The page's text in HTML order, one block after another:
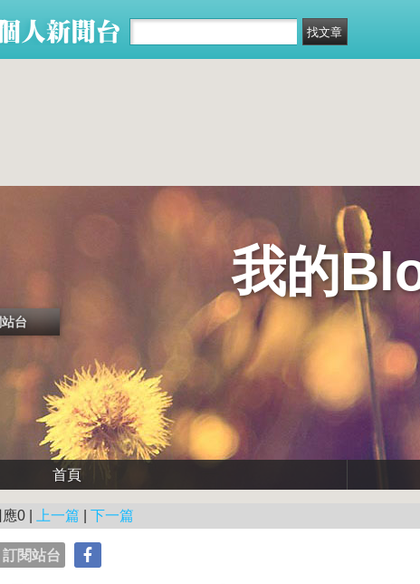
我的
台
首頁
0 | 上一篇 下一篇
訂閱站台